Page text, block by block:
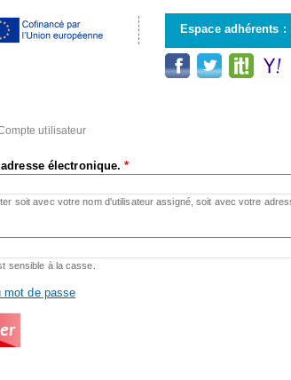
contenu
principal
Espace adhérents :
utilisateur
électronique.*
soit avec votre nom d'utilisateur assigné, soit avec votre
sensible à la casse.
mot de passe